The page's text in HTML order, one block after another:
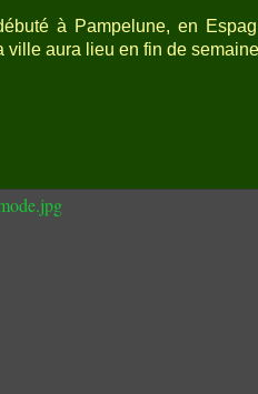
à Pampelune, en
ville aura lieu en fin de